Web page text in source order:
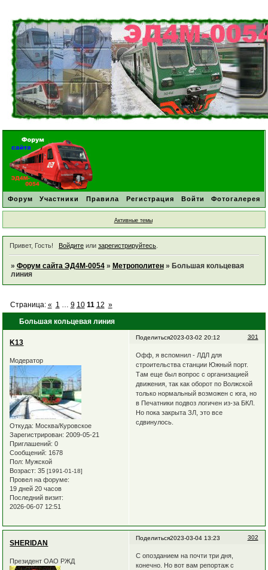
Форум Участники Правила Регистрация Войти Фотогалерея
Активные темы
Привет, Гость! Войдитеили зарегистрируйтесь.
» Форум сайта ЭД4М-0054 » Метрополитен » Большая кольцевая
линия
Большая кольцевая линия
Страница: « 1 9 10 11 12 »
Поделиться 301
2023-03-02 20:12
K13
Модератор
Откуда: Москва/Куровское
Зарегистрирован: 2009-05-21
Приглашений: 0
Сообщений: 1678
Пол: Мужской
Возраст: 35[1991-01-18]
Провел на форуме:
19 дней 20 часов
Последний визит:
2026-06-07 12:51
Офф, я вспомнил - ЛДЛ для
строительства станции Южный порт.
Там еще был вопрос с организацией
движения, так как оборот по Волжской
только нормальный возможен с юга, но
в Печатники подвоз логичен из-за БКЛ.
Но пока закрыта ЗЛ, это все
сдвинулось.
Поделиться 302
2023-03-04 13:23
SHERIDAN
Президент ОАО РЖД
С опозданием на почти три дня,
конечно. Но вот вам репортаж с